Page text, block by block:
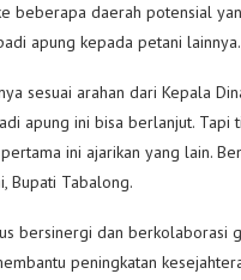
beberapa daerah potensial
apung kepada petani lainnya.
sesuai arahan dari Kepala
apung ini bisa berlanjut. Tapi
ini ajarikan yang lain.
Bupati Tabalong.
bersinergi dan berkolaborasi
peningkatan